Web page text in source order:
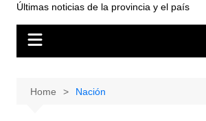
Últimas noticias de la provincia y el país
Home Nación